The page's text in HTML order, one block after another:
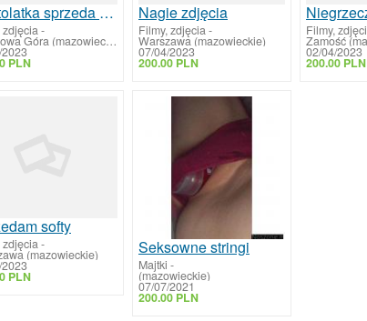
Nastolatka sprzeda zdjęcia
zdjęcia-
Adamowa Góra (mazowieckie)
PLN
Nagie zdjęcia
Filmy, zdjęcia-
Warszawa (mazowieckie)
07/04/2023
200.00 PLN
Filmy,
Zamość
02/04/2023
200.00 PLN
softy
zdjęcia-
(mazowieckie)
PLN
Seksowne stringi
Majtki -
(mazowieckie)
07/07/2021
200.00 PLN